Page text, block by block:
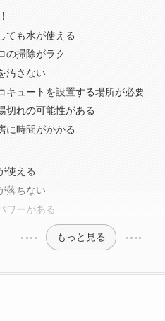
ても水が使える
の掃除がラク
汚さない
ュートを設置する場所が必要
切れの可能性がある
に時間がかかる
使える
落ちない
ワーがある
もっと見る